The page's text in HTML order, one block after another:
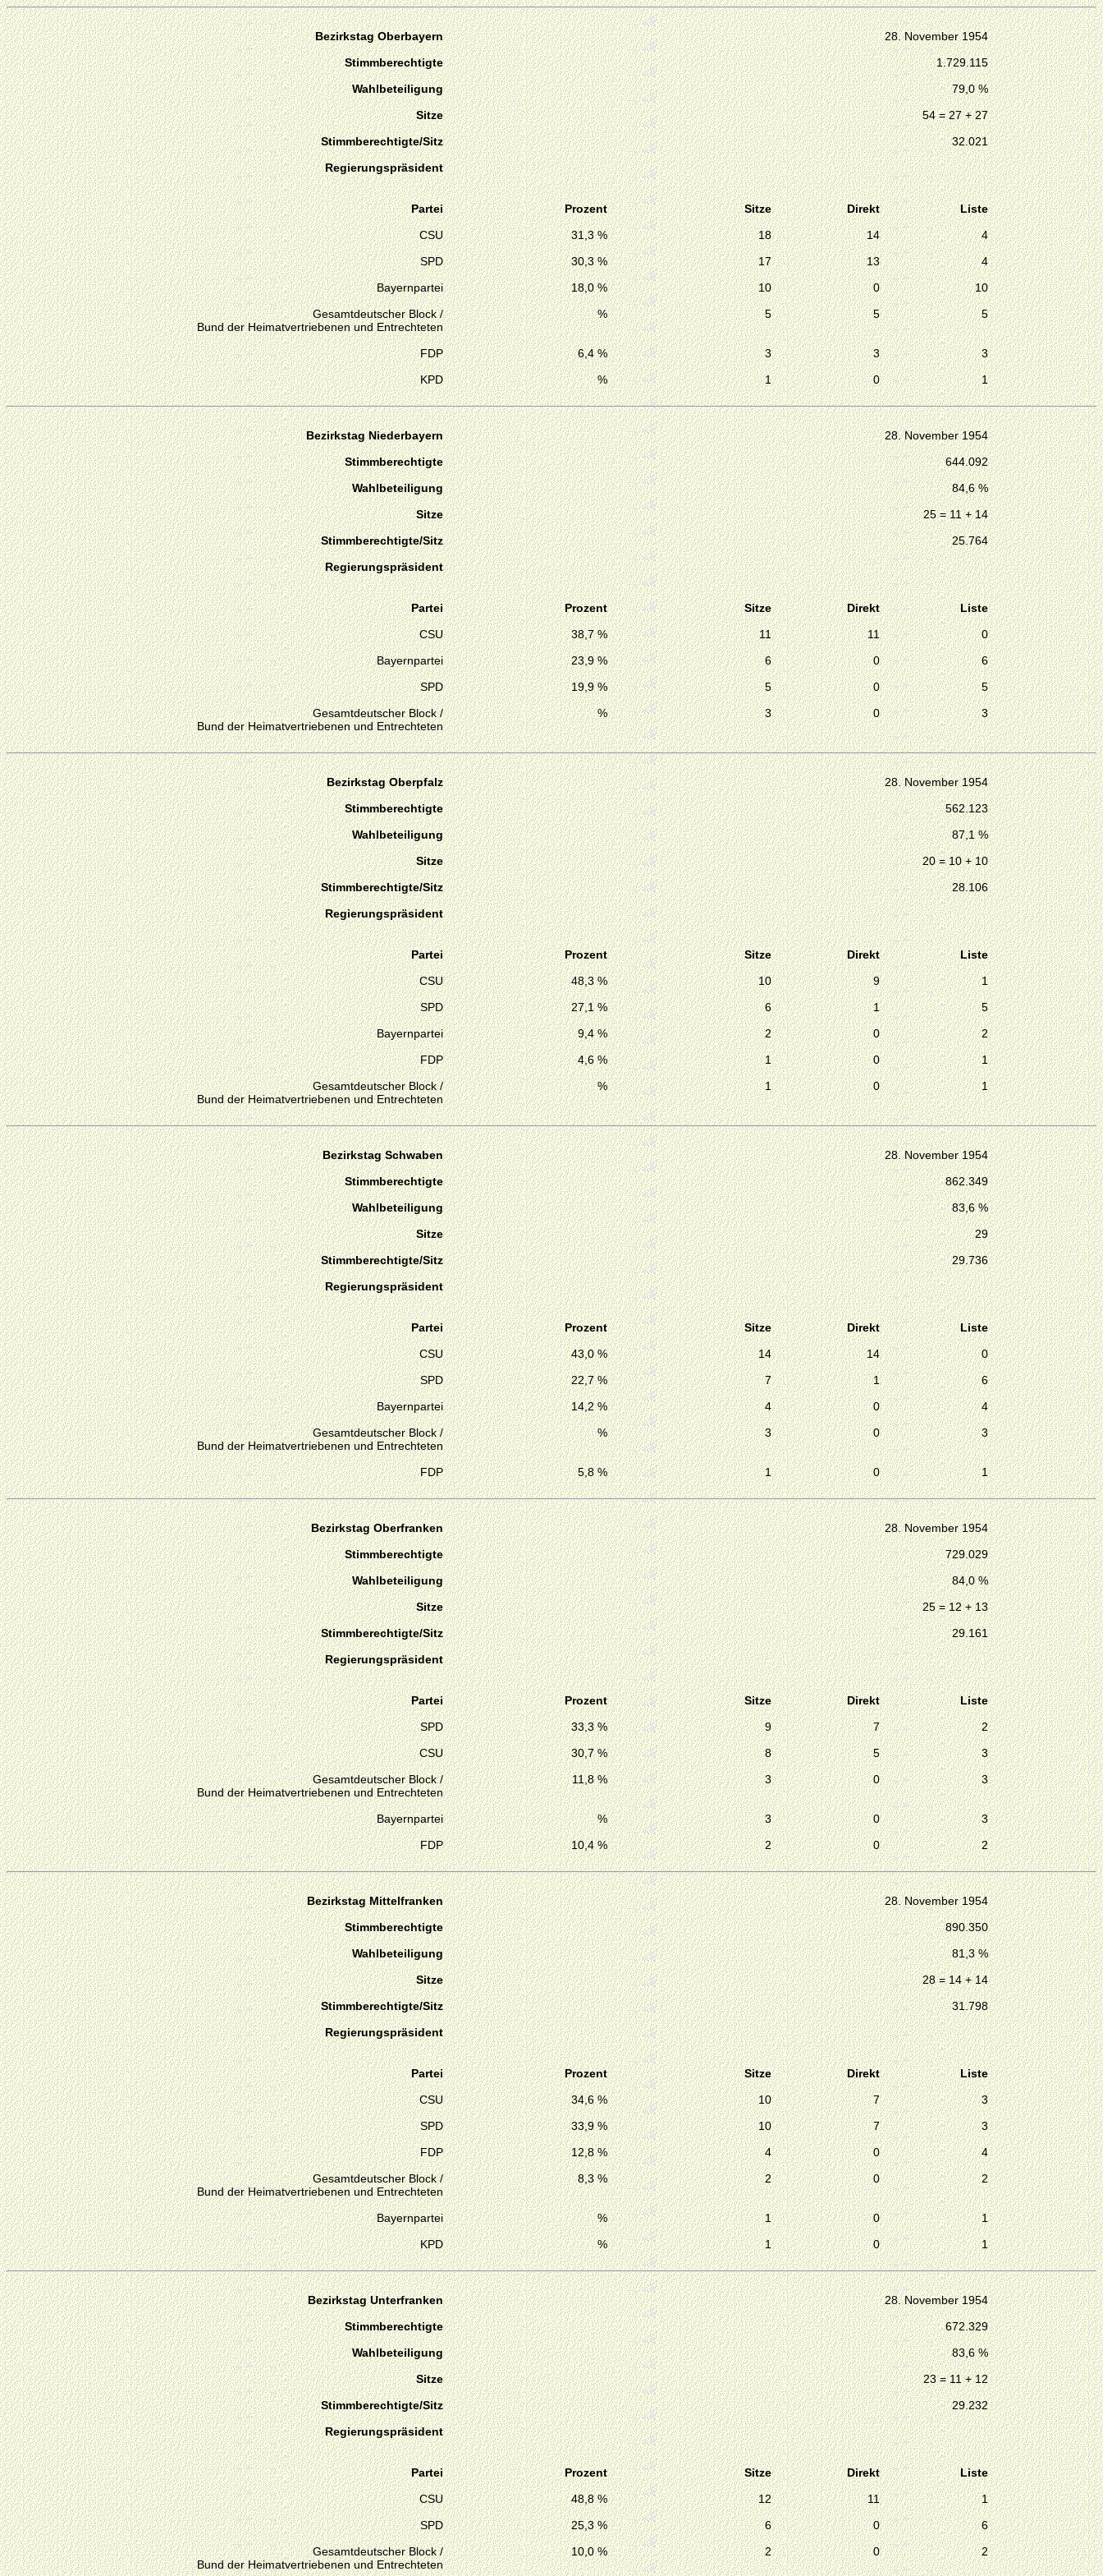
Bezirkstag Oberbayern
28. November 1954
Stimmberechtigte
1.729.115
Wahlbeteiligung
79,0 %
Sitze
54 = 27 + 27
Stimmberechtigte/Sitz
32.021
Regierungspräsident
Partei Prozent Sitze Direkt
Liste
CSU
31,3 % 18 14
4
SPD
30,3 % 17 13
4
Bayernpartei
18,0 % 10 0
10
Gesamtdeutscher Block /
Bund der Heimatvertriebenen und Entrechteten
% 5 5 5
FDP 6,4 % 3 3
3
KPD
% 1 0 1
Bezirkstag Niederbayern
28. November 1954
Stimmberechtigte
644.092
Wahlbeteiligung
84,6 %
Sitze
25 = 11 + 14
Stimmberechtigte/Sitz
25.764
Regierungspräsident
Partei Prozent Sitze Direkt
Liste
CSU
38,7 % 11 11
0
Bayernpartei
23,9 % 6 0
6
SPD
19,9 % 5 0
5
Gesamtdeutscher Block /
Bund der Heimatvertriebenen und Entrechteten
% 3 0 3
Bezirkstag Oberpfalz
28. November 1954
Stimmberechtigte
562.123
Wahlbeteiligung
87,1 %
Sitze
20 = 10 + 10
Stimmberechtigte/Sitz
28.106
Regierungspräsident
Partei Prozent Sitze Direkt
Liste
CSU
48,3 % 10 9
1
SPD
27,1 % 6 1
5
Bayernpartei
9,4 % 2 0
2
FDP
4,6 % 1 0
1
Gesamtdeutscher Block /
Bund der Heimatvertriebenen und Entrechteten
% 1 0 1
Bezirkstag Schwaben
28. November 1954
Stimmberechtigte
862.349
Wahlbeteiligung
83,6 %
Sitze
29
Stimmberechtigte/Sitz
29.736
Regierungspräsident
Partei Prozent Sitze Direkt
Liste
CSU
43,0 % 14 14
0
SPD
22,7 % 7 1
6
Bayernpartei
14,2 % 4 0
4
Gesamtdeutscher Block /
Bund der Heimatvertriebenen und Entrechteten
% 3 0 3
FDP 5,8 % 1 0 1
Bezirkstag Oberfranken
28. November 1954
Stimmberechtigte
729.029
Wahlbeteiligung
84,0 %
Sitze
25 = 12 + 13
Stimmberechtigte/Sitz
29.161
Regierungspräsident
Partei Prozent Sitze Direkt
Liste
SPD
33,3 % 9 7
2
CSU
30,7 % 8 5
3
Gesamtdeutscher Block /
Bund der Heimatvertriebenen und Entrechteten
11,8 % 3 0 3
Bayernpartei % 3 0
3
FDP
10,4 % 2 0 2
Bezirkstag Mittelfranken
28. November 1954
Stimmberechtigte
890.350
Wahlbeteiligung
81,3 %
Sitze
28 = 14 + 14
Stimmberechtigte/Sitz
31.798
Regierungspräsident
Partei Prozent Sitze Direkt
Liste
CSU
34,6 % 10 7
3
SPD
33,9 % 10 7
3
FDP
12,8 % 4 0
4
Gesamtdeutscher Block /
Bund der Heimatvertriebenen und Entrechteten
8,3 % 2 0 2
Bayernpartei % 1 0
1
KPD
% 1 0 1
Bezirkstag Unterfranken
28. November 1954
Stimmberechtigte
672.329
Wahlbeteiligung
83,6 %
Sitze
23 = 11 + 12
Stimmberechtigte/Sitz
29.232
Regierungspräsident
Partei Prozent Sitze Direkt
Liste
CSU
48,8 % 12 11
1
SPD
25,3 % 6 0
6
Gesamtdeutscher Block /
Bund der Heimatvertriebenen und Entrechteten
10,0 % 2 0 2